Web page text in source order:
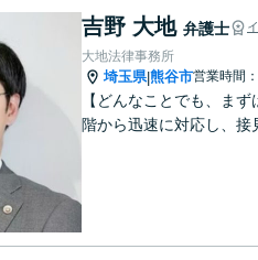
吉野 大地 弁護士
大地法律事務所
埼玉県|熊谷市営業時間
【どんなことでも、ま
階から迅速に対応し、接